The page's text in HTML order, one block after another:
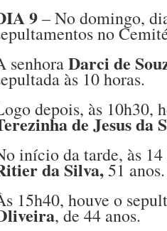
9– No domingo,
no
senhoraDarci de
às 10 horas.
depois, às 10h30,
de Jesus da
início da tarde, às
da Silva,51 anos.
15h40, houve o
, de 44 anos.